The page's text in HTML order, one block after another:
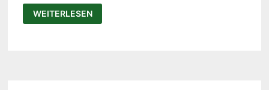
INTEX
EXPLORER
K2:
WEITERLESEN